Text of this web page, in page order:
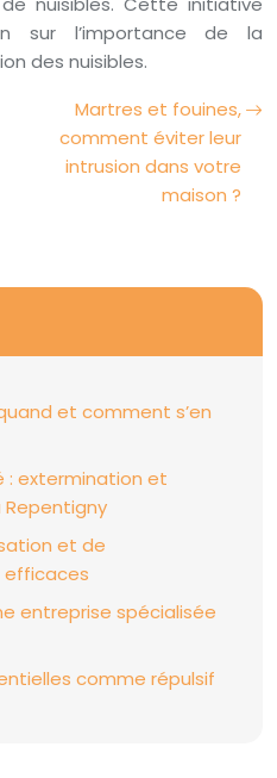
sur l’importance de la
des nuisibles.
Martres et fouines,
comment éviter leur
intrusion dans votre
maison ?
et comment s’en
: extermination et
et de
efficaces
entreprise spécialisée
comme répulsif